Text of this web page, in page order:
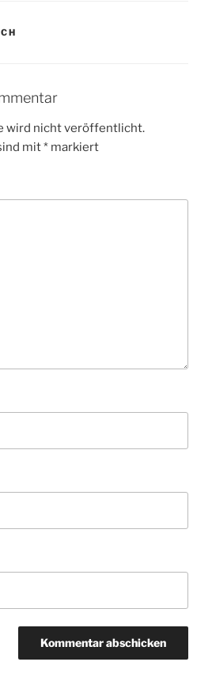
wird nicht veröffentlicht.
mit* markiert